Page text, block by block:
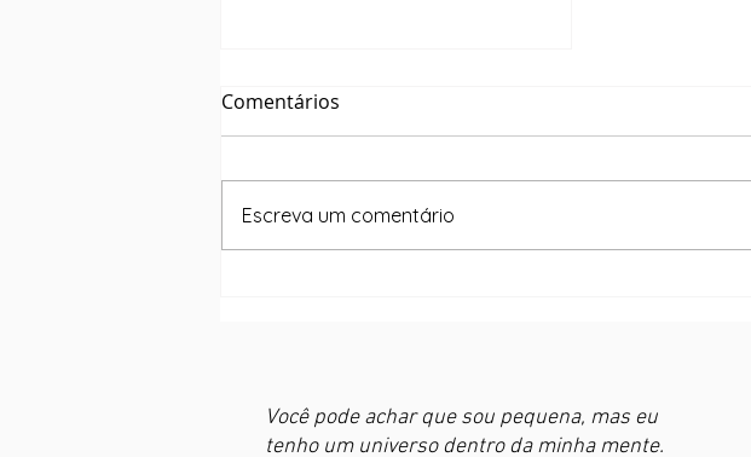
Comentários
Escreva um comentário
Você pode achar que sou pequena, mas eu
tenho um universo dentro da minha mente.